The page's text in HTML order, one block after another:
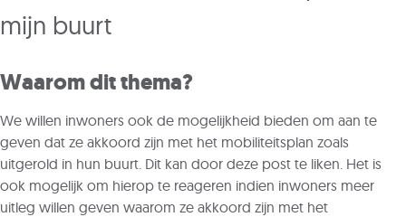
mijn buurt
Waarom dit thema?
We willen inwoners ook de mogelijkheid bieden om aan te
geven dat ze akkoord zijn met het mobiliteitsplan zoals
uitgerold in hun buurt. Dit kan door deze post te liken. Het is
ook mogelijk om hierop te reageren indien inwoners meer
uitleg willen geven waarom ze akkoord zijn met het